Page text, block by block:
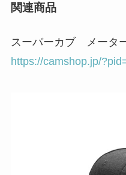
関連商品
スーパーカブ メータ
https://camshop.jp/